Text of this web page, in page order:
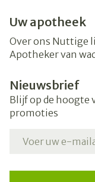
Uw apotheek
Over ons Nuttige
Apotheker van
Nieuwsbrief
Blijf op de hoogte
promoties